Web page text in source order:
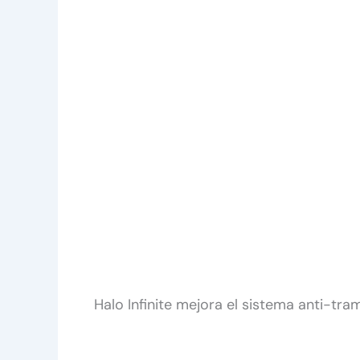
Halo Infinite mejora el sistema anti-